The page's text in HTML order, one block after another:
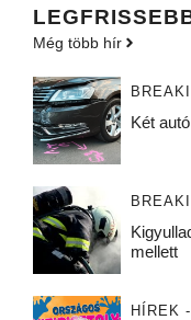
Még több hír
Két
mellett
HÍREK